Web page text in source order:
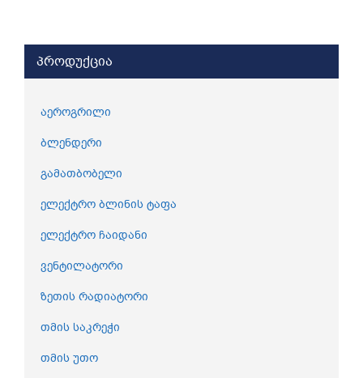
პროდუქცია
აეროგრილი
ბლენდერი
გამათბობელი
ელექტრო ბლინის ტაფა
ელექტრო ჩაიდანი
ვენტილატორი
ზეთის რადიატორი
თმის საკრეჭი
თმის უთო